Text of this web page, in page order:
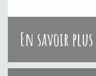
En savoir plus